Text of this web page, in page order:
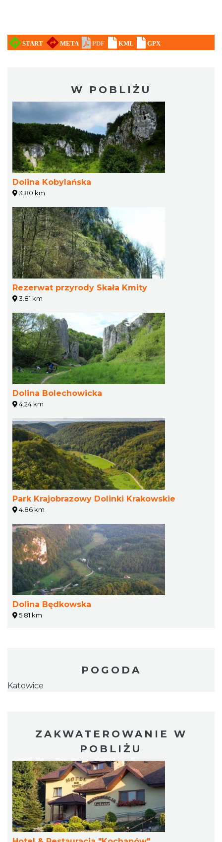
W POBLIŻU
Dolina Kobylańska
3.80 km
Rezerwat przyrody Skała Kmity
3.81 km
Dolina Bolechowicka
4.24 km
Park Krajobrazowy Dolinki Krakowskie
4.86 km
Dolina Będkowska
5.81 km
POGODA
Katowice
ZAKWATEROWANIE W
POBLIŻU